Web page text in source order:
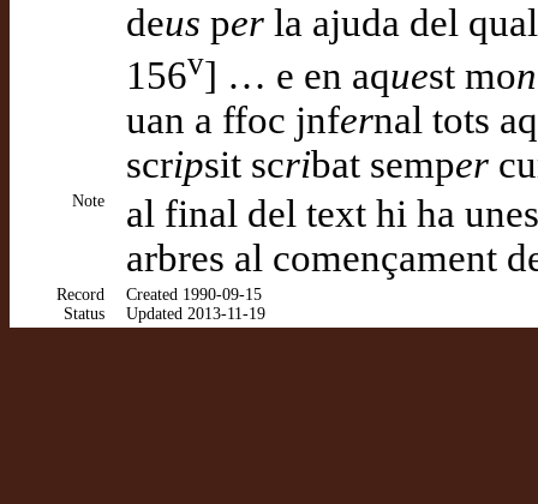
deus per la ajuda del
156v] … e en aquest mon
uan a ffoc jnfernal tots aq
scripsit scribat semper
Note
al final del text hi ha
arbres al començament
Record
Status
Created 1990-09-15
Updated 2013-11-19